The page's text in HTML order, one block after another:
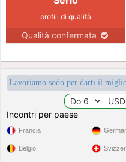
profili di qualità
Qualità confermata
Lavoriamo sodo per darti il
Incontri per paese
Francia
Belgio